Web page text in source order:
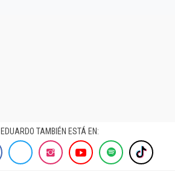
EDUARDO TAMBIÉN ESTÁ EN: